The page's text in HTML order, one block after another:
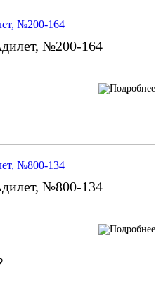
№200-164
№800-134